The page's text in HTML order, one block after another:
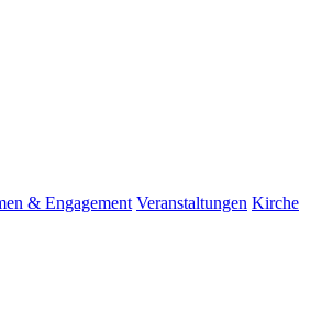
& Engagement Veranstaltungen Kirche